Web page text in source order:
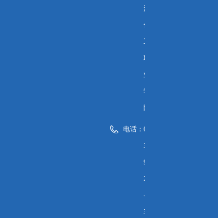
源
化
工
职
业
学
院
电话： 0
3
9
2
-
3